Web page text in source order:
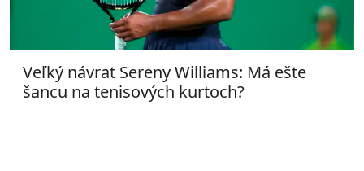
Veľký návrat Sereny Williams: Má ešte
šancu na tenisových kurtoch?